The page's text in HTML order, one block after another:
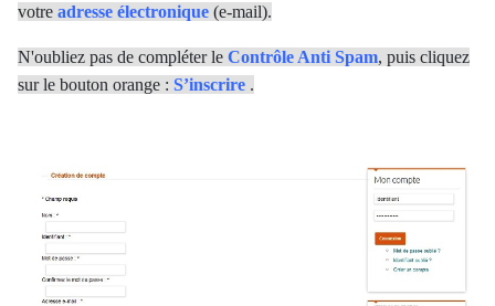
votre adresse électronique (e-mail).
N'oubliez pas de compléter le Contrôle Anti Spam, puis cliquez
sur le bouton orange : S’inscrire .